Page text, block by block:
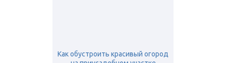
Как обустроить красивый огород